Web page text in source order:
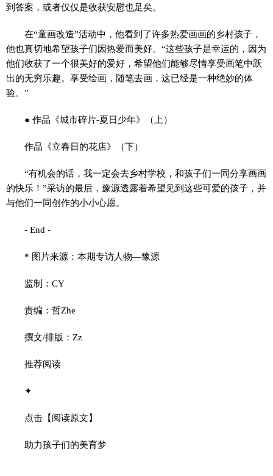
到答案，或者仅仅是收获安慰也足矣。
在“童画改造”活动中，他看到了许多热爱画画的乡村孩子，
他也真切地希望孩子们因热爱而美好。“这些孩子是幸运的，因为
他们收获了一个很美好的爱好，希望他们能够尽情享受画笔中跃
出的无穷乐趣。享受绘画，随笔去画，这已经是一种绝妙的体
验。”
● 作品《城市碎片-夏日少年》（上）
作品《立春日的花店》（下）
“有机会的话，我一定会去乡村学校，和孩子们一同分享画画
的快乐！”采访的最后，豫源透露着希望见到这些可爱的孩子，并
与他们一同创作的小小心愿。
- End -
* 图片来源：本期专访人物—豫源
监制：CY
责编：哲Zhe
撰文/排版：Zz
推荐阅读
✦
点击【阅读原文】
助力孩子们的美育梦